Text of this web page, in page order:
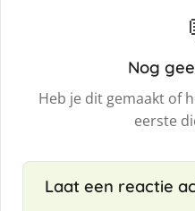
Nog
Heb je dit gemaakt of
eerste
Laat een reactie